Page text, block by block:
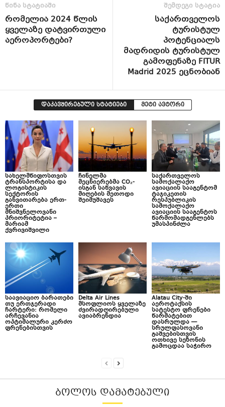
წინა სტატიაში
რომელია 2024 წლის
ყველაზე დატვირთული
აეროპორტები?
შემდეგი სტატია
საქართველოს
ტურისტულ
პოტენციალს
მადრიდის ტურისტულ
გამოფენაზე FITUR
Madrid 2025 ეცნობიან
დაკავშირებული სტატიები მეტი ავტორი
სახელმწიფოსთვის
ტრანსპორტისა და
ლოგისტიკის
სექტორის
განვითარება ერთ-
ერთი
მნიშვნელოვანი
პრიორიტეტია –
მარიამ
ქვრივიშვილი
ჩინელმა
მეცნიერებმა CO₂-
ისგან საწვავის
მიღების მეთოდი
შეიმუშავეს
საქართველოს
სამოქალაქო
ავიაციის სააგენტომ
ტაჯიკეთის
რესპუბლიკის
სამოქალაქო
ავიაციის სააგენტოს
წარმომადგენლებს
უმასპინძლა
საავიაციო ბარათები
თუ ერთჯერადი
ჩარტერი: რომელი
არჩევანია
ოპტიმალური კერძო
ფრენებისთვის
Delta Air Lines
მსოფლიოს ყველაზე
ძვირადღირებული
ავიაბრენდია
Alatau City-ში
აეროტაქსის
სატესტო ფრენები
წარმატებით
დასრულდა —
სრულფასოვანი
გაშვებისთვის
ოთხივე სეზონის
გამოცდაა საჭირო
ᲑᲝᲚᲝᲡ ᲓᲐᲛᲐᲢᲔᲑᲣᲚᲘ